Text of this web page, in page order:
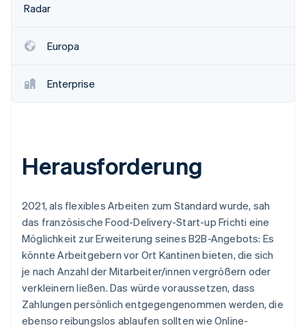
Betrugsprävention
Identity
Online-Identitätsprüfung
Jetzt ansehen
Radar
Europa
Enterprise
Herausforderung
2021, als flexibles Arbeiten zum Standard wurde, sah
das französische Food-Delivery-Start-up Frichti eine
Möglichkeit zur Erweiterung seines B2B-Angebots: Es
könnte Arbeitgebern vor Ort Kantinen bieten, die sich
je nach Anzahl der Mitarbeiter/innen vergrößern oder
verkleinern ließen. Das würde voraussetzen, dass
Zahlungen persönlich entgegengenommen werden, die
ebenso reibungslos ablaufen sollten wie Online-